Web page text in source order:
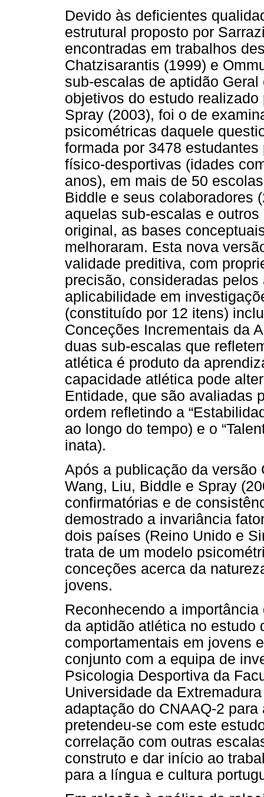
Devido às deficientes
estrutural proposto por
encontradas em trabalhos
Chatzisarantis (1999) e
sub-escalas de aptidão
objetivos do estudo
Spray (2003), foi o de
psicométricas daquele
formada por 3478
físico-desportivas (idades
anos), em mais de 50
Biddle e seus colaboradores
aquelas sub-escalas e
original, as bases
melhoraram. Esta nova
validade preditiva, com
precisão, consideradas
aplicabilidade em
(constituído por 12 itens)
Conceções Incrementais da
duas sub-escalas que
atlética é produto da
capacidade atlética pode
Entidade, que são avaliadas
ordem refletindo a
ao longo do tempo) e o
inata).
Após a publicação da versão
Wang, Liu, Biddle e Spray
confirmatórias e de
demostrado a invariância
dois países (Reino Unido e
trata de um modelo
conceções acerca da
jovens.
Reconhecendo a
da aptidão atlética no estudo
comportamentais em jovens
conjunto com a equipa de
Psicologia Desportiva da
Universidade da
adaptação do CNAAQ-2
pretendeu-se com este
correlação com outras
construto e dar início ao
para a língua e cultura